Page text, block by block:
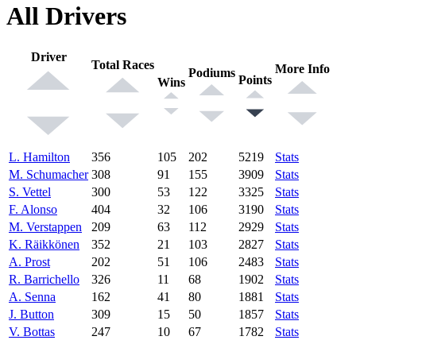
All Drivers
Driver
Total Races
Wins
Podiums
Points
More Info
L. Hamilton 356 105 202 5219
Stats
M. Schumacher 308 91 155 3909
Stats
S. Vettel
300 53 122 3325
Stats
F. Alonso
404 32 106 3190
Stats
M. Verstappen
209 63 112 2929
Stats
K. Räikkönen
352 21 103 2827
Stats
A. Prost
202 51 106 2483
Stats
R. Barrichello
326 11 68 1902
Stats
A. Senna
162 41 80 1881
Stats
J. Button
309 15 50 1857
Stats
V. Bottas
247 10 67 1782
Stats